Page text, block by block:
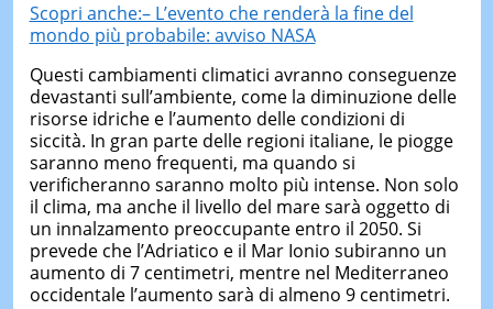
Scopri anche:– L’evento che renderà la fine del
mondo più probabile: avviso NASA
Questi cambiamenti climatici avranno conseguenze
devastanti sull’ambiente, come la diminuzione delle
risorse idriche e l’aumento delle condizioni di
siccità. In gran parte delle regioni italiane, le piogge
saranno meno frequenti, ma quando si
verificheranno saranno molto più intense. Non solo
il clima, ma anche il livello del mare sarà oggetto di
un innalzamento preoccupante entro il 2050. Si
prevede che l’Adriatico e il Mar Ionio subiranno un
aumento di 7 centimetri, mentre nel Mediterraneo
occidentale l’aumento sarà di almeno 9 centimetri.